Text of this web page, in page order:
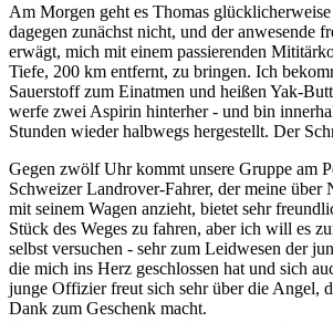
Am Morgen geht es Thomas glücklicherweise
dagegen zunächst nicht, und der anwesende
erwägt, mich mit einem passierenden
Tiefe, 200 km entfernt, zu bringen. Ich
Sauerstoff zum Einatmen und heißen Yak-
werfe zwei Aspirin hinterher - und bin
Stunden wieder halbwegs hergestellt. Der
Gegen zwölf Uhr kommt unsere Gruppe am
Schweizer Landrover-Fahrer, der meine über
mit seinem Wagen anzieht, bietet sehr
Stück des Weges zu fahren, aber ich will es
selbst versuchen - sehr zum Leidwesen der
die mich ins Herz geschlossen hat und sich
junge Offizier freut sich sehr über die Angel,
Dank zum Geschenk macht.